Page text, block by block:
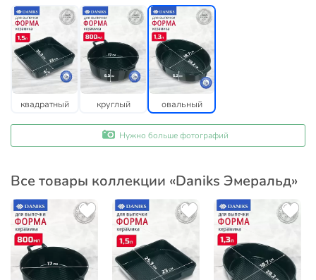
квадратный круглый овальный
Нужно больше фотографий
Все товары коллекции «Daniks Эмеральд»